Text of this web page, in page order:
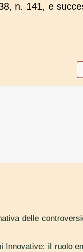
n. 141, e
delle
il ruolo